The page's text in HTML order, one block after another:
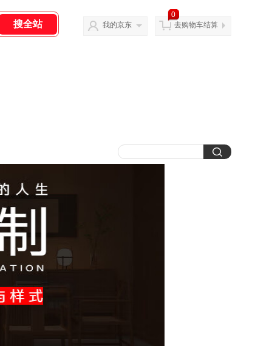
我的京东
0
去购物车结算